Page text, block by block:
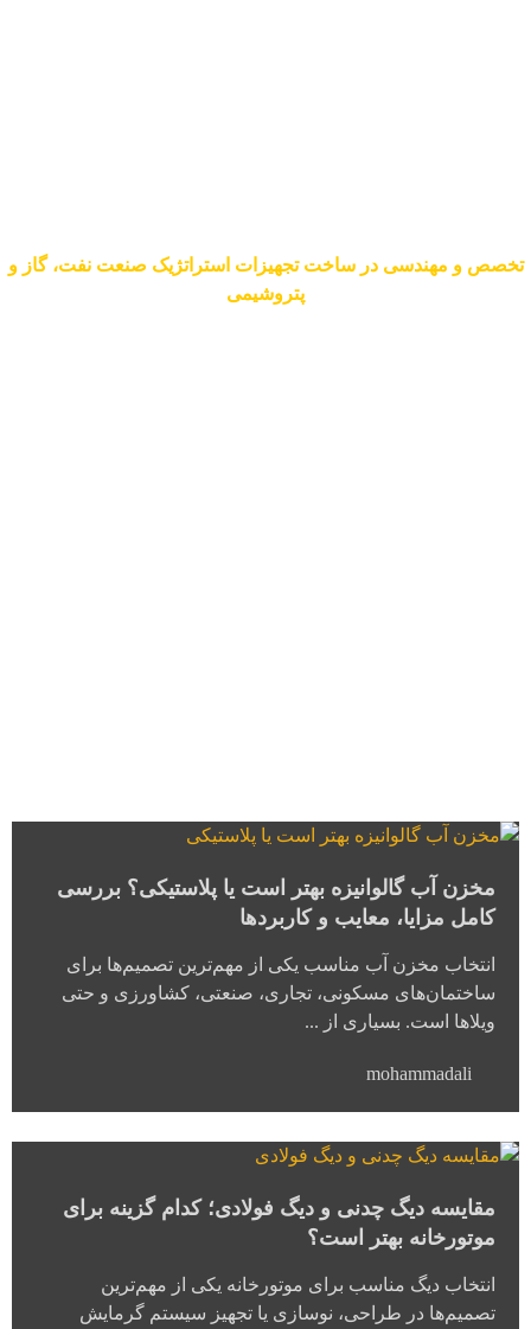
تخصص و مهندسی در ساخت تجهیزات استراتژیک صنعت نفت، گاز و
پتروشیمی
مخزن آب گالوانیزه بهتر است یا پلاستیکی؟ بررسی
کامل مزایا، معایب و کاربردها
انتخاب مخزن آب مناسب یکی از مهم‌ترین تصمیم‌ها برای
ساختمان‌های مسکونی، تجاری، صنعتی، کشاورزی و حتی
ویلاها است. بسیاری از ...
mohammadali
مقایسه دیگ چدنی و دیگ فولادی؛ کدام گزینه برای
موتورخانه بهتر است؟
انتخاب دیگ مناسب برای موتورخانه یکی از مهم‌ترین
تصمیم‌ها در طراحی، نوسازی یا تجهیز سیستم گرمایش